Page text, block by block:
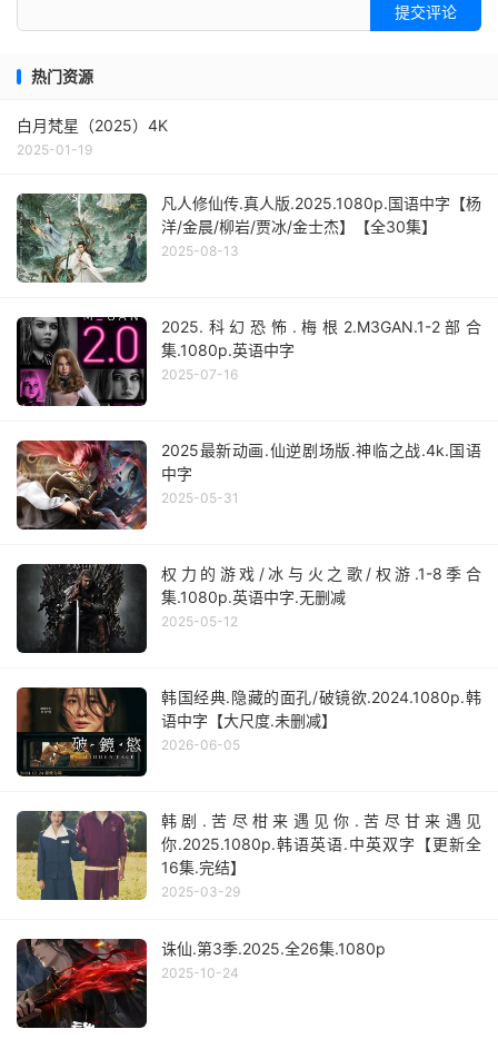
提交评论
热门资源
白月梵星（2025）4K
2025-01-19
凡人修仙传.真人版.2025.1080p.国语中字【杨
洋/金晨/柳岩/贾冰/金士杰】【全30集】
2025-08-13
2025.科幻恐怖.梅根2.M3GAN.1-2部合
集.1080p.英语中字
2025-07-16
2025最新动画.仙逆剧场版.神临之战.4k.国语
中字
2025-05-31
权力的游戏/冰与火之歌/权游.1-8季合
集.1080p.英语中字.无删减
2025-05-12
韩国经典.隐藏的面孔/破镜欲.2024.1080p.韩
语中字【大尺度.未删减】
2026-06-05
韩剧.苦尽柑来遇见你.苦尽甘来遇见
你.2025.1080p.韩语英语.中英双字【更新全
16集.完结】
2025-03-29
诛仙.第3季.2025.全26集.1080p
2025-10-24